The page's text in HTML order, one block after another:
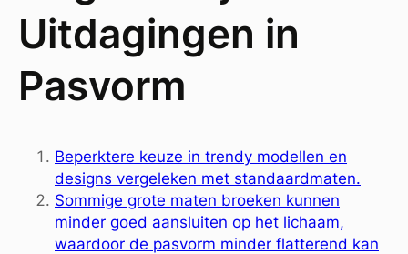
Uitdagingen in
Pasvorm
Beperktere keuze in trendy modellen en
designs vergeleken met standaardmaten.
Sommige grote maten broeken kunnen
minder goed aansluiten op het lichaam,
waardoor de pasvorm minder flatterend kan